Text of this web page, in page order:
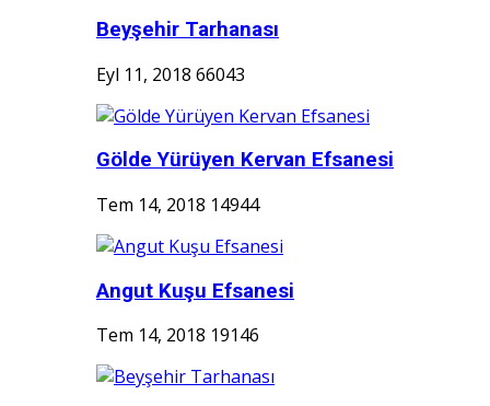
Beyşehir Tarhanası
Eyl 11, 2018 66043
Gölde Yürüyen Kervan Efsanesi
Tem 14, 2018 14944
Angut Kuşu Efsanesi
Tem 14, 2018 19146